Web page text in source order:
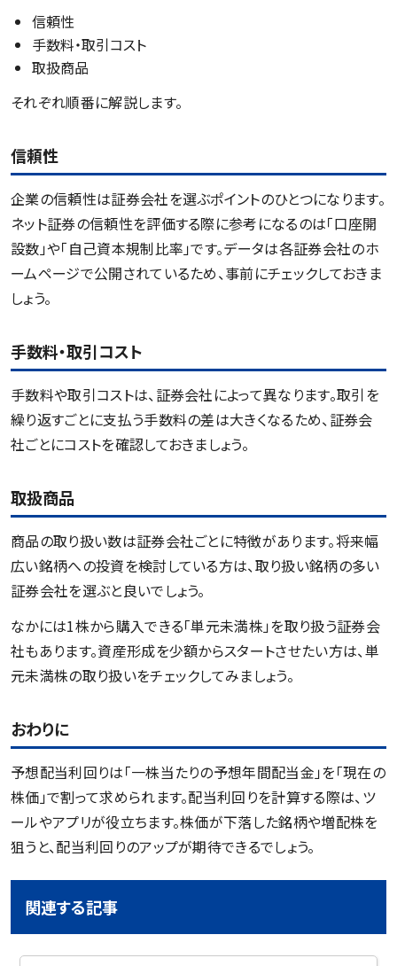
信頼性
手数料・取引コスト
取扱商品
それぞれ順番に解説します。
信頼性
企業の信頼性は証券会社を選ぶポイントのひとつになります。
ネット証券の信頼性を評価する際に参考になるのは「口座開
設数」や「自己資本規制比率」です。データは各証券会社のホ
ームページで公開されているため、事前にチェックしておきま
しょう。
手数料・取引コスト
手数料や取引コストは、証券会社によって異なります。取引を
繰り返すごとに支払う手数料の差は大きくなるため、証券会
社ごとにコストを確認しておきましょう。
取扱商品
商品の取り扱い数は証券会社ごとに特徴があります。将来幅
広い銘柄への投資を検討している方は、取り扱い銘柄の多い
証券会社を選ぶと良いでしょう。
なかには1株から購入できる「単元未満株」を取り扱う証券会
社もあります。資産形成を少額からスタートさせたい方は、単
元未満株の取り扱いをチェックしてみましょう。
おわりに
予想配当利回りは「一株当たりの予想年間配当金」を「現在の
株価」で割って求められます。配当利回りを計算する際は、ツ
ールやアプリが役立ちます。株価が下落した銘柄や増配株を
狙うと、配当利回りのアップが期待できるでしょう。
関連する記事